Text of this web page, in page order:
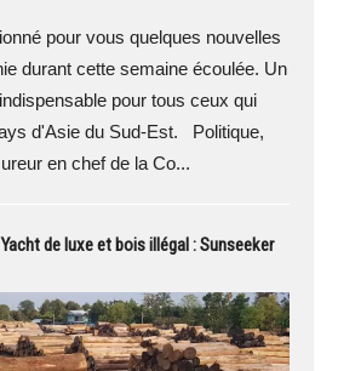
pour vous quelques nouvelles
durant cette semaine écoulée. Un
pour tous ceux qui
d'Asie du Sud-Est. Politique,
en chef de la Co...
Yacht de luxe et bois illégal : Sunseeker